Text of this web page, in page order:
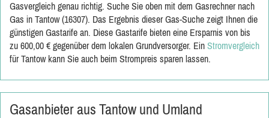
Gasvergleich genau richtig. Suche Sie oben mit dem Gasrechner nach
Gas in Tantow (16307). Das Ergebnis dieser Gas-Suche zeigt Ihnen die
günstigen Gastarife an. Diese Gastarife bieten eine Ersparnis von bis
zu 600,00 € gegenüber dem lokalen Grundversorger. Ein Stromvergleich
für Tantow kann Sie auch beim Strompreis sparen lassen.
Gasanbieter aus Tantow und Umland